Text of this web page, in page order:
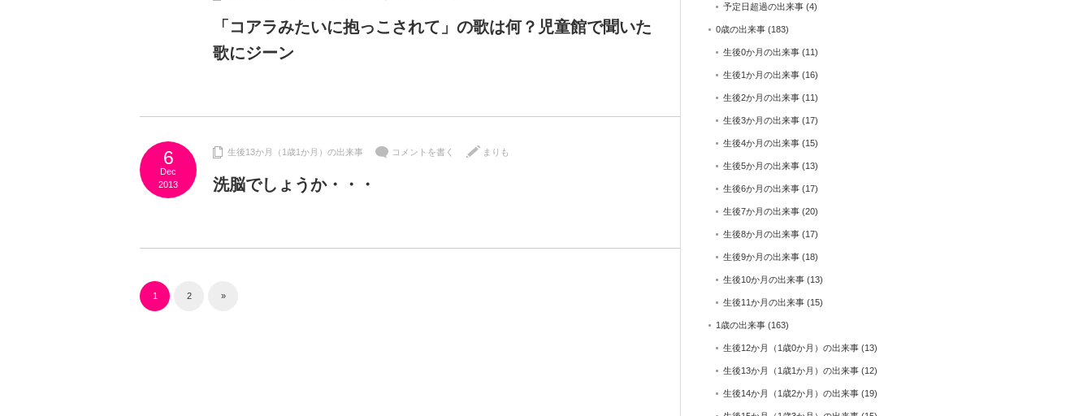
「コアラみたいに抱っこされて」の歌は何？児童館で聞いた
歌にジーン
6
Dec
2013
生後13か月（1歳1か月）の出来事 コメントを書く まりも
洗脳でしょうか・・・
1 2 »
予定日超過の出来事 (4)
0歳の出来事 (183)
生後0か月の出来事 (11)
生後1か月の出来事 (16)
生後2か月の出来事 (11)
生後3か月の出来事 (17)
生後4か月の出来事 (15)
生後5か月の出来事 (13)
生後6か月の出来事 (17)
生後7か月の出来事 (20)
生後8か月の出来事 (17)
生後9か月の出来事 (18)
生後10か月の出来事 (13)
生後11か月の出来事 (15)
1歳の出来事 (163)
生後12か月（1歳0か月）の出来事 (13)
生後13か月（1歳1か月）の出来事 (12)
生後14か月（1歳2か月）の出来事 (19)